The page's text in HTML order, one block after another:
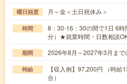
曜日頻度 月～金＜土日祝休み＞
時間
8：30-16：30の間で1日 6
分）★就業時間・日数相談
期間 2026年8月～2027年3月まで
時給
【収入例】97,200円 （時
合）